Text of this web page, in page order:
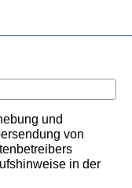
und
von
in der